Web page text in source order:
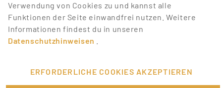
Studienstart: Was du wissen musst,
bevor es losgeht
geht vielen Studierenden …
Verwendung von Cookies zu und kannst alle
Funktionen der Seite einwandfrei nutzen. Weitere
Informationen findest du in unseren
Datenschutzhinweisen
ERFORDERLICHE COOKIES AKZEPTIEREN